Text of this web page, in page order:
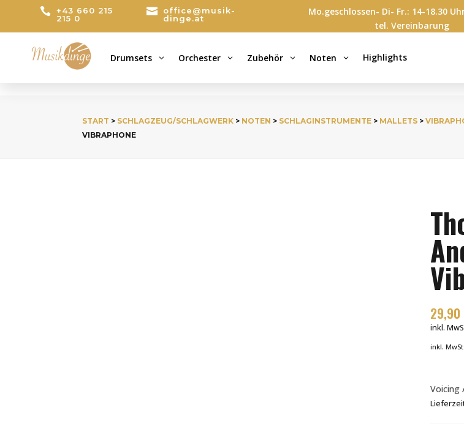
 +43 660 215
215 0

office@musik-
dinge.at
Mo.geschlossen- Di- Fr.: 14-18.30
tel. Vereinbarung
Drumsets 3 Orchester 3 Zubehör 3 Noten 3 Highlights
START > SCHLAGZEUG/SCHLAGWERK > NOTEN > SCHLAGINSTRUMENTE > MALLETS >
VIBRAPHONE
29,90
inkl.
inkl.
Voicing